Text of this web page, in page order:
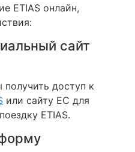
ETIAS онлайн,
сайт
получить доступ к
или сайту ЕС для
ETIAS.